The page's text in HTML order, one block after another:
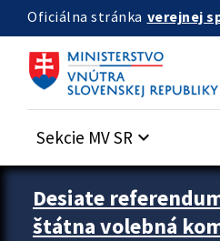
Preskocit na hlavný obsah
Oficiálna stránka verejnej
Sekcie MV SR keyboard_arrow_down
Zastavit automatický posun upútavok
Desiate
štátna volebná